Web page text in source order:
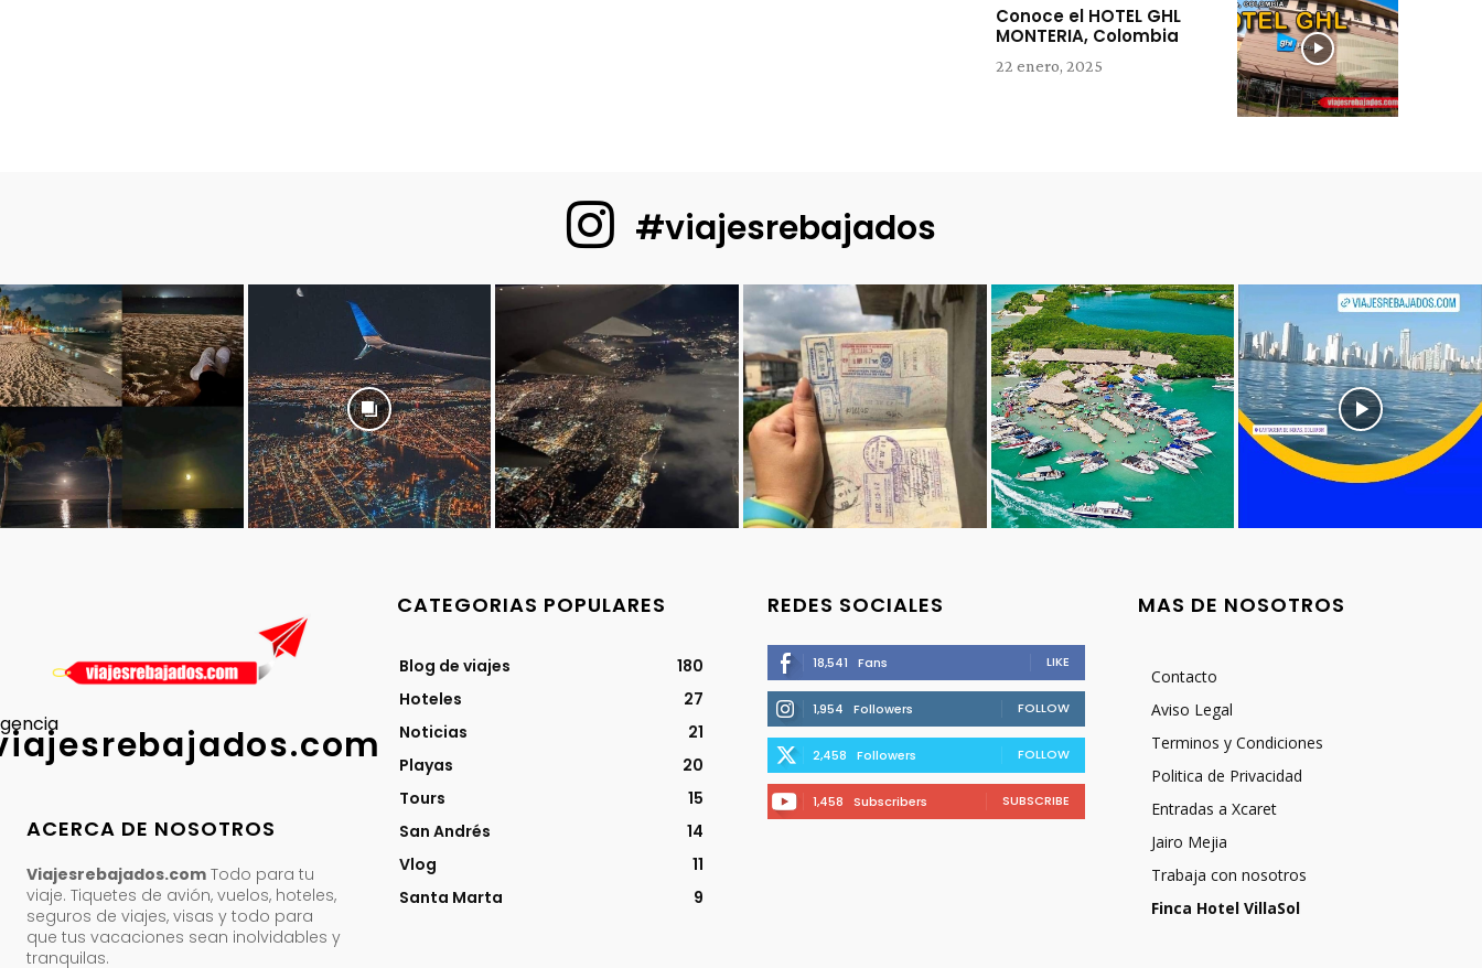
Conoce el HOTEL GHL
MONTERIA, Colombia
22 enero, 2025
#viajesrebajados
ACERCA DE NOSOTROS
Viajesrebajados.com Todo para tu
viaje. Tiquetes de avión, vuelos, hoteles,
seguros de viajes, visas y todo para
que tus vacaciones sean inolvidables y
tranquilas.
CATEGORIAS POPULARES
Blog de viajes
180
Hoteles
27
Noticias
21
Playas
20
Tours
15
San Andrés
14
Vlog
11
Santa Marta
9
REDES SOCIALES
18,541 Fans LIKE
1,954 Followers FOLLOW
2,458 Followers FOLLOW
1,458 Subscribers SUBSCRIBE
MAS DE NOSOTROS
Contacto
Aviso Legal
Terminos y Condiciones
Politica de Privacidad
Entradas a Xcaret
Jairo Mejia
Trabaja con nosotros
Finca Hotel VillaSol